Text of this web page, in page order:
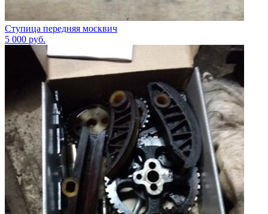
Ступица передняя москвич
5 000 руб.